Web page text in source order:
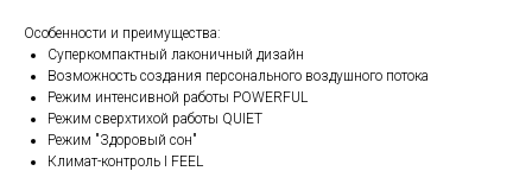
Особенности и преимущества:
Суперкомпактный лаконичный дизайн
Возможность создания персонального воздушного потока
Режим интенсивной работы POWERFUL
Режим сверхтихой работы QUIET
Режим "Здоровый сон"
Климат-контроль I FEEL